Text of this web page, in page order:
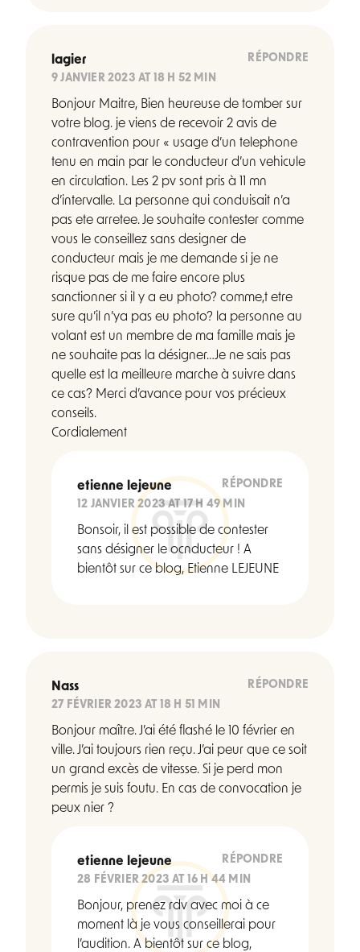
lagier
9 JANVIER 2023 AT 18 H 52 MIN
RÉPONDRE
Bonjour Maitre, Bien heureuse de tomber sur
votre blog. je viens de recevoir 2 avis de
contravention pour « usage d’un telephone
tenu en main par le conducteur d’un vehicule
en circulation. Les 2 pv sont pris à 11 mn
d’intervalle. La personne qui conduisait n’a
pas ete arretee. Je souhaite contester comme
vous le conseillez sans designer de
conducteur mais je me demande si je ne
risque pas de me faire encore plus
sanctionner si il y a eu photo? comme,t etre
sure qu’il n’ya pas eu photo? la personne au
volant est un membre de ma famille mais je
ne souhaite pas la désigner…Je ne sais pas
quelle est la meilleure marche à suivre dans
ce cas? Merci d’avance pour vos précieux
conseils.
Cordialement
etienne lejeune
12 JANVIER 2023 AT 17 H 49 MIN
RÉPONDRE
Bonsoir, il est possible de contester
sans désigner le ocnducteur ! A
bientôt sur ce blog, Etienne LEJEUNE
Nass
27 FÉVRIER 2023 AT 18 H 51 MIN
RÉPONDRE
Bonjour maître. J’ai été flashé le 10 février en
ville. J’ai toujours rien reçu. J’ai peur que ce soit
un grand excès de vitesse. Si je perd mon
permis je suis foutu. En cas de convocation je
peux nier ?
etienne lejeune
28 FÉVRIER 2023 AT 16 H 44 MIN
RÉPONDRE
Bonjour, prenez rdv avec moi à ce
moment là je vous conseillerai pour
l’audition. A bientôt sur ce blog,